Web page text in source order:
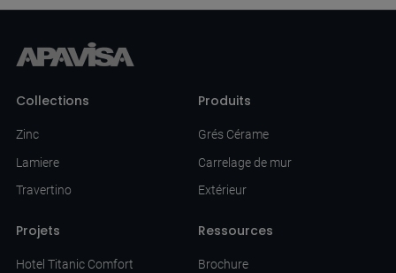
Collections
Zinc
Lamiere
Travertino
Produits
Grés Cérame
Carrelage de mur
Extérieur
Projets
Hotel Titanic Comfort
Ressources
Brochure